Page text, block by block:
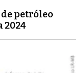
petróleo
2024